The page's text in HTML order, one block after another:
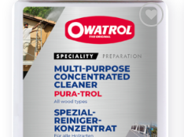
Wunschliste
hinzufügen